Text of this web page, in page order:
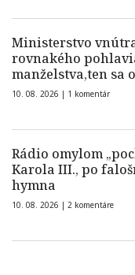
Ministerstvo
rovnakého
manželstva,ten sa
10. 08. 2026 | 1 komentár
Rádio omylom
Karola III., po
hymna
10. 08. 2026 | 2 komentáre